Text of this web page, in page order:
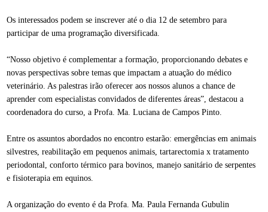
Os interessados podem se inscrever até o dia 12 de setembro para
participar de uma programação diversificada.
“Nosso objetivo é complementar a formação, proporcionando debates e
novas perspectivas sobre temas que impactam a atuação do médico
veterinário. As palestras irão oferecer aos nossos alunos a chance de
aprender com especialistas convidados de diferentes áreas”, destacou a
coordenadora do curso, a Profa. Ma. Luciana de Campos Pinto.
Entre os assuntos abordados no encontro estarão: emergências em animais
silvestres, reabilitação em pequenos animais, tartarectomia x tratamento
periodontal, conforto térmico para bovinos, manejo sanitário de serpentes
e fisioterapia em equinos.
A organização do evento é da Profa. Ma. Paula Fernanda Gubulin